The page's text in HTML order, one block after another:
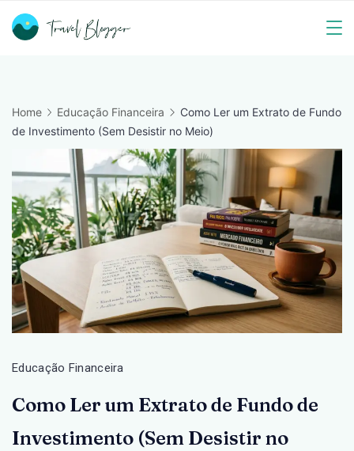
Skip
Home Educação Financeira
Como Ler um Extrato de Fundo
de Investimento (Sem Desistir no Meio)
Educação Financeira
Como Ler um Extrato de Fundo de
Investimento (Sem Desistir no